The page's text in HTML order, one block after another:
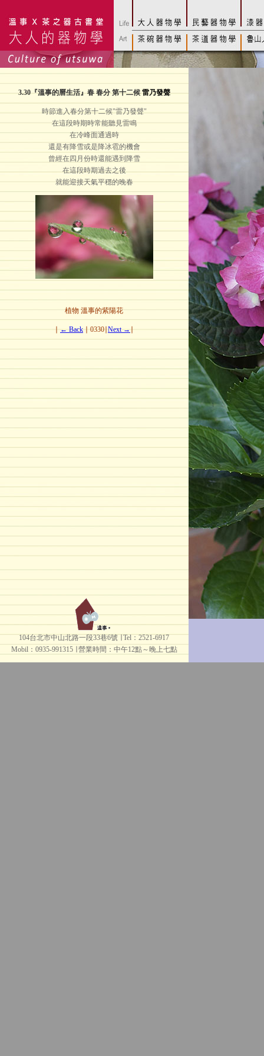
3.30『溫事的曆生活』春 春分 第十二候雷乃發聲
時節進入春分第十二候"雷乃發聲"
在這段時期時常能聽見雷鳴
在冷峰面通過時
還是有降雪或是降冰雹的機會
曾經在四月份時還能遇到降雪
在這段時期過去之後
就能迎接天氣平穩的晚春
植物 溫事的紫陽花
← Back ∣ 0330∣ Next →
104台北市中山北路一段33巷6號 ∣ Tel：2521-6917
Mobil：0935-991315 ∣
營業時間：中午12點～晚上七點